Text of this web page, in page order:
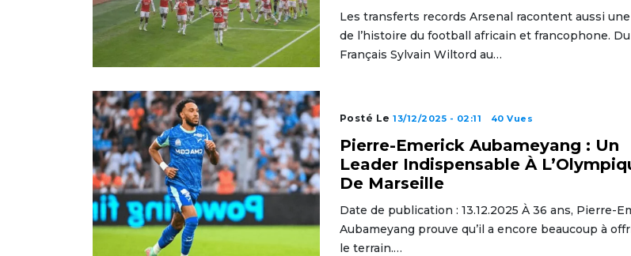
Les transferts records Arsenal racontent aussi
de l’histoire du football africain et francophone. Du
Français Sylvain Wiltord au…
Posté Le13/12/2025 - 02:11 40 Vues
Pierre-Emerick Aubameyang : Un
Leader Indispensable À
De Marseille
Date de publication : 13.12.2025 À 36 ans, Pierre-
Aubameyang prouve qu’il a encore beaucoup à
le terrain.…